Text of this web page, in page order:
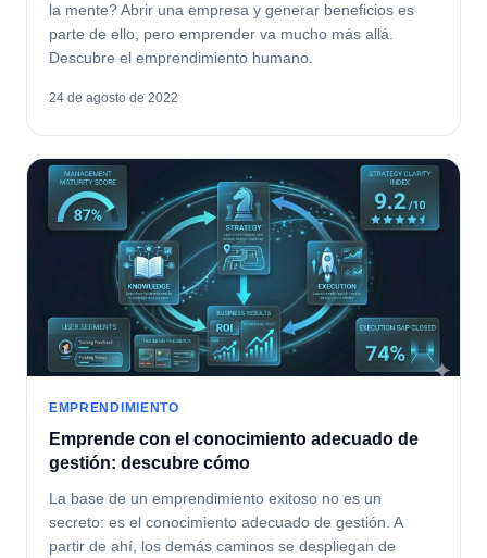
la mente? Abrir una empresa y generar beneficios es
parte de ello, pero emprender va mucho más allá.
Descubre el emprendimiento humano.
24 de agosto de 2022
EMPRENDIMIENTO
Emprende con el conocimiento adecuado de
gestión: descubre cómo
La base de un emprendimiento exitoso no es un
secreto: es el conocimiento adecuado de gestión. A
partir de ahí, los demás caminos se despliegan de